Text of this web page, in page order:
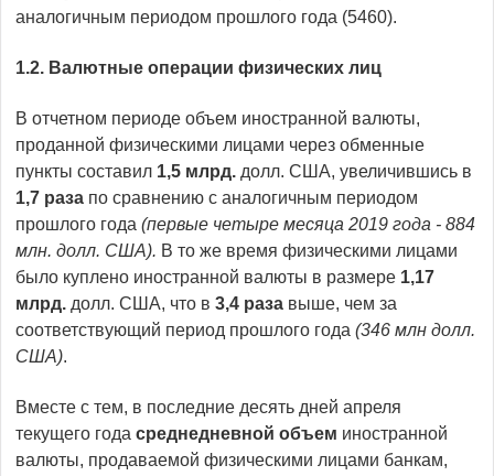
аналогичным периодом прошлого года (5460).
1.2. Валютные операции физических лиц
В отчетном периоде объем иностранной валюты,
проданной физическими лицами через обменные
пункты составил 1,5 млрд. долл. США, увеличившись в
1,7 раза по сравнению с аналогичным периодом
прошлого года (первые четыре месяца 2019 года - 884
млн. долл. США). В то же время физическими лицами
было куплено иностранной валюты в размере 1,17
млрд. долл. США, что в 3,4 раза выше, чем за
соответствующий период прошлого года (346 млн долл.
США).
Вместе с тем, в последние десять дней апреля
текущего года среднедневной объем иностранной
валюты, продаваемой физическими лицами банкам,